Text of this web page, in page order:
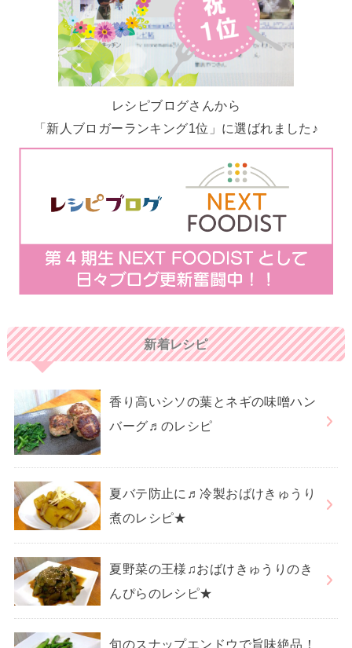
レシピブログさんから
「新人ブロガーランキング1位」に選ばれました♪
新着レシピ
香り高いシソの葉とネギの味噌ハン
バーグ♬のレシピ
夏バテ防止に♬冷製おばけきゅうり
煮のレシピ★
夏野菜の王様♫おばけきゅうりのき
んぴらのレシピ★
旬のスナップエンドウで旨味絶品！